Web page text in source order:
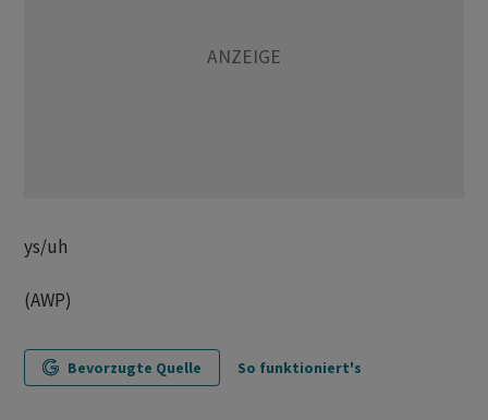
ys/uh
(AWP)
Bevorzugte Quelle So funktioniert's